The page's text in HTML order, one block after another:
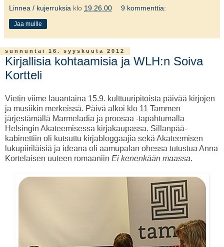
Linnea / kujerruksia klo 19.26.00 9 kommenttia:
Jaa muille
sunnuntai 16. syyskuuta 2012
Kirjallisia kohtaamisia ja WLH:n Soiva
Kortteli
Vietin viime lauantaina 15.9. kulttuuripitoista päivää kirjojen
ja musiikin merkeissä. Päivä alkoi klo 11 Tammen
järjestämällä Marmeladia ja proosaa -tapahtumalla
Helsingin Akateemisessa kirjakaupassa. Sillanpää-
kabinettiin oli kutsuttu kirjabloggaajia sekä Akateemisen
lukupiiriläisiä ja ideana oli aamupalan ohessa tutustua Anna
Kortelaisen uuteen romaaniin Ei kenenkään maassa.